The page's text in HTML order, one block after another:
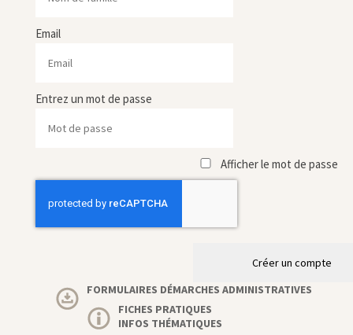
Email
Entrez un mot de passe
Afficher le mot de passe
Créer un compte
FORMULAIRES DÉMARCHES ADMINISTRATIVES
FICHES PRATIQUES
INFOS THÉMATIQUES